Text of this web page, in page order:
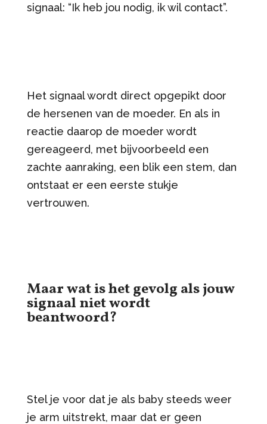
signaal: “Ik heb jou nodig, ik wil contact”.
Het signaal wordt direct opgepikt door
de hersenen van de moeder. En als in
reactie daarop de moeder wordt
gereageerd, met bijvoorbeeld een
zachte aanraking, een blik een stem, dan
ontstaat er een eerste stukje
vertrouwen.
Maar wat is het gevolg als jouw
signaal niet wordt
beantwoord?
Stel je voor dat je als baby steeds weer
je arm uitstrekt, maar dat er geen